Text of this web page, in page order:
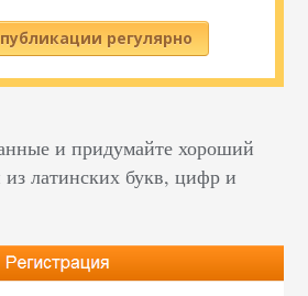
регулярно
и придумайте хороший
латинских букв, цифр и